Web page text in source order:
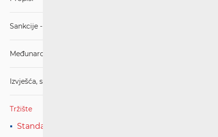
Sankcije - mjere ograničavanja
Međunarodni sporazumi
Izvješća, stručna mišljenja, strategije
Tržište
Standardne ponude